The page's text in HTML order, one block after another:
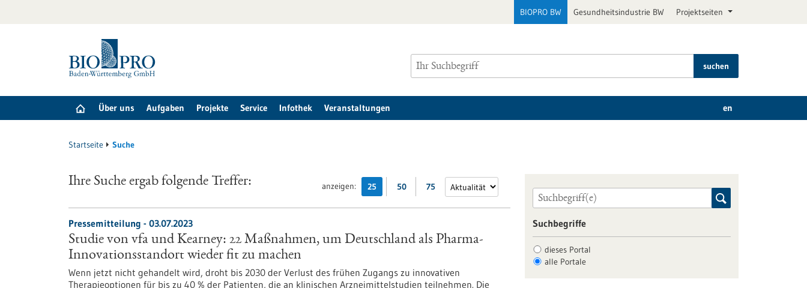
BIOPRO BW Gesundheitsindustrie BW Projektseiten
suchen
Über uns Aufgaben Projekte Service Infothek Veranstaltungen en
Startseite Suche
anzeigen: 25 50 75
Ihre Suche ergab folgende Treffer:
Pressemitteilung - 03.07.2023
Studie von vfa und Kearney: 22 Maßnahmen, um Deutschland als Pharma-
Innovationsstandort wieder fit zu machen
Wenn jetzt nicht gehandelt wird, droht bis 2030 der Verlust des frühen Zugangs zu innovativen
Therapieoptionen für bis zu 40 % der Patienten, die an klinischen Arzneimittelstudien teilnehmen. Die
Suchbegriffe
dieses Portal
alle Portale